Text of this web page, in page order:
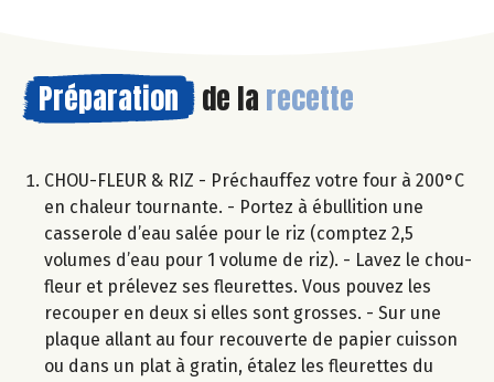
Préparation de la recette
CHOU-FLEUR & RIZ - Préchauffez votre four à 200°C
en chaleur tournante. - Portez à ébullition une
casserole d’eau salée pour le riz (comptez 2,5
volumes d’eau pour 1 volume de riz). - Lavez le chou-
fleur et prélevez ses fleurettes. Vous pouvez les
recouper en deux si elles sont grosses. - Sur une
plaque allant au four recouverte de papier cuisson
ou dans un plat à gratin, étalez les fleurettes du